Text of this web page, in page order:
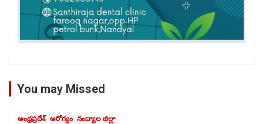
You may Missed
ఆంధ్రప్రదేశ్ ఆరోగ్యం నంద్యాల జిల్లా